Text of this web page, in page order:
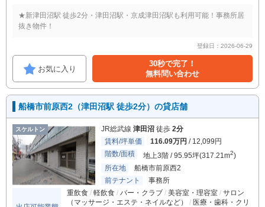
★新津田沼駅 徒歩2分・津田沼駅・京成津田沼駅も利用可能！事務所居
抜き物件！
登録日：2026-06-29
お気に入り
30秒で完了！
無料問い合わせ
船橋市前原西2（津田沼駅 徒歩2分）の貸店舗
スケルトン JR総武線 津田沼 徒歩 2分
賃料/坪単価
116.09万円 / 12,099円
階数/面積
地上3階 / 95.95坪(317.21m2)
所在地
船橋市前原西2
前テナント
事務所
重飲食 軽飲食 バー・クラブ 美容室・理容室
サロン
（マッサージ・エステ・ネイルなど）
医療・歯科・クリ